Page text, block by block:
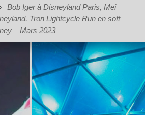
Bob Iger à Disneyland Paris, Mei
Tron Lightcycle Run en soft
– Mars 2023